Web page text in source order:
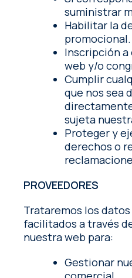
suministrar
Habilitar la
promocional.
Inscripción a
web y/o
Cumplir
que nos sea
sujeta
Proteger y
derechos o
PROVEEDORES
Trataremos los
facilitados a través
nuestra web para:
Gestionar